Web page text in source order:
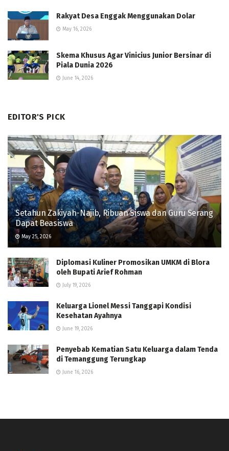
Rakyat Desa Enggak Menggunakan Dolar
May 16, 2026
Skema Khusus Agar Vinicius Junior Bersinar di
Piala Dunia 2026
June 14, 2026
EDITOR'S PICK
Setahun Zakiyah-Najib, Ribuan Siswa dan Guru Serang
Dapat Beasiswa
May 25, 2026
Diplomasi Kuliner Promosikan UMKM di Blora
oleh Bupati Arief Rohman
July 19, 2026
Keluarga Lionel Messi Tanggapi Kondisi
Kesehatan Ayahnya
June 19, 2026
Penyebab Kematian Satu Keluarga dalam Tenda
di Temanggung Terungkap
June 16, 2026